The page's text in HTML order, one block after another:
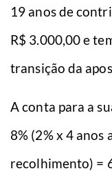
19 anos de
R$ 3.000,00 e
transição da
A conta para a
8% (2% x 4 anos
recolhimento) =